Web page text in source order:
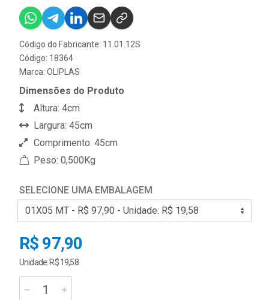
Código do Fabricante: 11.01.12S
Código: 18364
Marca: OLIPLAS
Dimensões do Produto
Altura: 4cm
Largura: 45cm
Comprimento: 45cm
Peso: 0,500Kg
SELECIONE UMA EMBALAGEM
R$ 97,90
Unidade: R$ 19,58